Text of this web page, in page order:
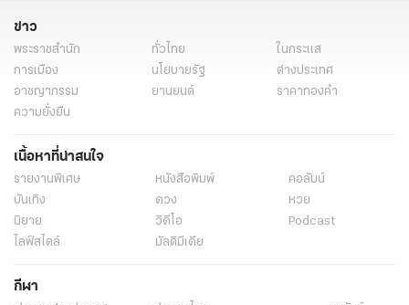
ข่าว
พระราชสำนัก ทั่วไทย
ในกระแส
การเมือง
นโยบายรัฐ
ต่างประเทศ
อาชญากรรม
ยานยนต์
ราคาทองคำ
ความยั่งยืน
เนื้อหาที่น่าสนใจ
รายงานพิเศษ หนังสือพิมพ์
คอลัมน์
บันเทิง
ดวง
หวย
นิยาย
วิดีโอ
Podcast
ไลฟ์สไตล์
มัลติมีเดีย
กีฬา